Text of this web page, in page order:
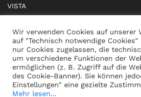
VISTA
BRIDGE Network
Dokumente
Wir verwenden Cookies auf unserer
auf "Technisch notwendige
nur Cookies zugelassen, die
um verschiedene Funktionen der
ermöglichen (z. B. Zugriff auf die
des Cookie-Banner). Sie können
Einstellungen" eine gezielte
Mehr lesen...